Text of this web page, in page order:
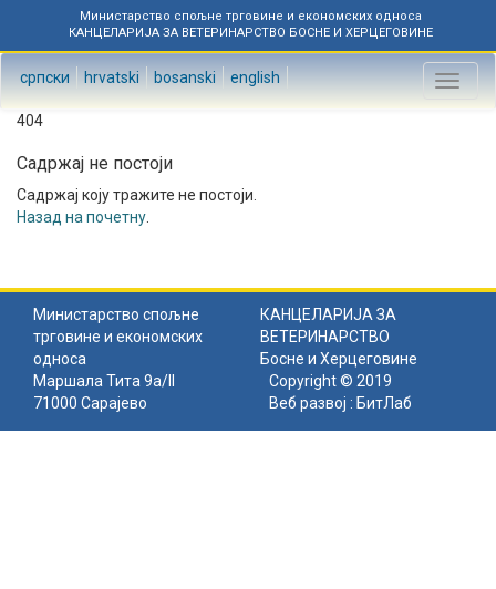
Министарство спољне трговине и економских односа
КАНЦЕЛАРИЈА ЗА ВЕТЕРИНАРСТВО БОСНЕ И ХЕРЦЕГОВИНЕ
српски hrvatski bosanski english
Toggle
404
Садржај не постоји
Садржај коју тражите не постоји.
Назад на почетну
Министарство спољне
трговине и економских
односа
КАНЦЕЛАРИЈА ЗА
ВЕТЕРИНАРСТВО
Босне и Херцеговине
Маршала Тита 9а/II
71000 Сарајево
Copyright © 2019
Веб развој : БитЛаб